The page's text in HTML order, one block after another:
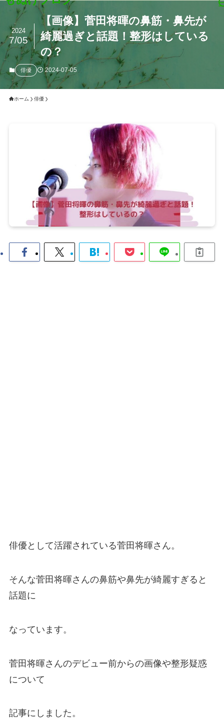
【画像】菅田将暉の鼻筋・鼻先が
綺麗過ぎと話題！整形はしている
の？
2024
7/05
俳優 2024-07-05
ホーム 俳優
俳優として活躍されている菅田将暉さん。
そんな菅田将暉さんの鼻筋や鼻先が綺麗すぎると
話題に
なっています。
菅田将暉さんのデビュー前からの画像や整形疑惑
について
記事にしました。